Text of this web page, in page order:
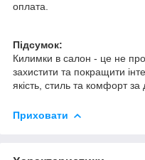
оплата.
Підсумок:
Килимки в салон - це не
захистити та покращити
якість, стиль та комфорт
Приховати